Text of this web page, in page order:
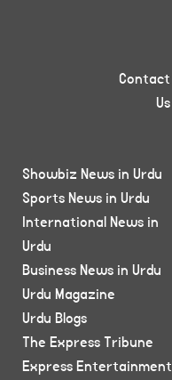
Contact
Us
Showbiz News in Urdu
Sports News in Urdu
International News in
Urdu
Business News in Urdu
Urdu Magazine
Urdu Blogs
The Express Tribune
Express Entertainment